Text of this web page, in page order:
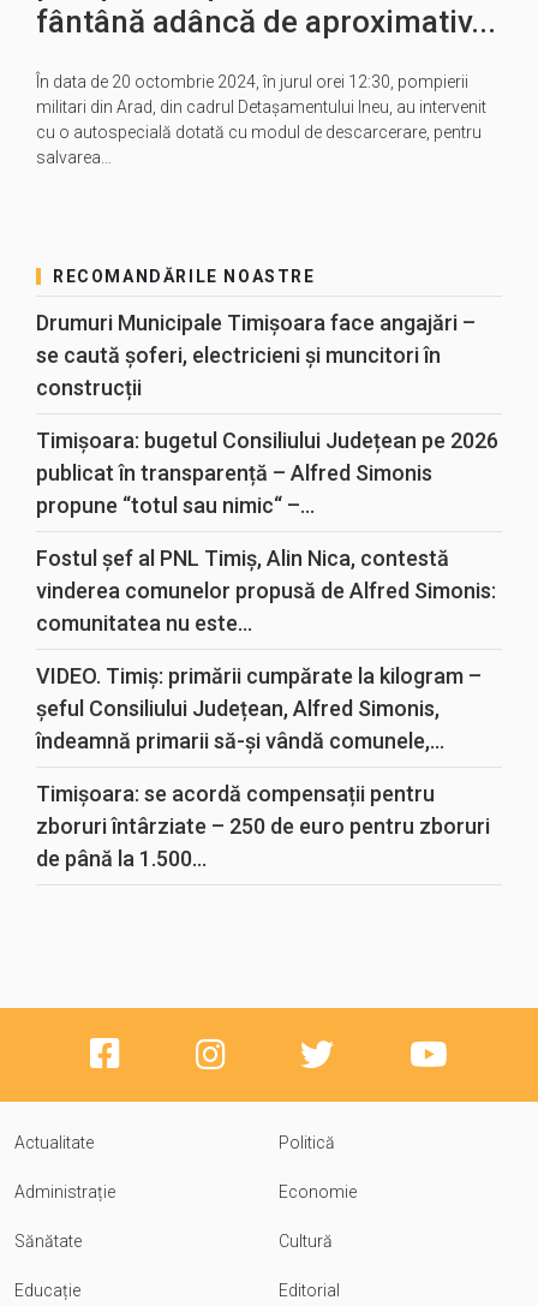
fântână adâncă de aproximativ...
În data de 20 octombrie 2024, în jurul orei 12:30, pompierii
militari din Arad, din cadrul Detașamentului Ineu, au intervenit
cu o autospecială dotată cu modul de descarcerare, pentru
salvarea…
RECOMANDĂRILE NOASTRE
Drumuri Municipale Timișoara face angajări –
se caută șoferi, electricieni și muncitori în
construcții
Timișoara: bugetul Consiliului Județean pe 2026
publicat în transparență – Alfred Simonis
propune “totul sau nimic“ –...
Fostul șef al PNL Timiș, Alin Nica, contestă
vinderea comunelor propusă de Alfred Simonis:
comunitatea nu este...
VIDEO. Timiș: primării cumpărate la kilogram –
șeful Consiliului Județean, Alfred Simonis,
îndeamnă primarii să-și vândă comunele,...
Timișoara: se acordă compensații pentru
zboruri întârziate – 250 de euro pentru zboruri
de până la 1.500...
Actualitate Politică
Administrație Economie
Sănătate Cultură
Educație Editorial